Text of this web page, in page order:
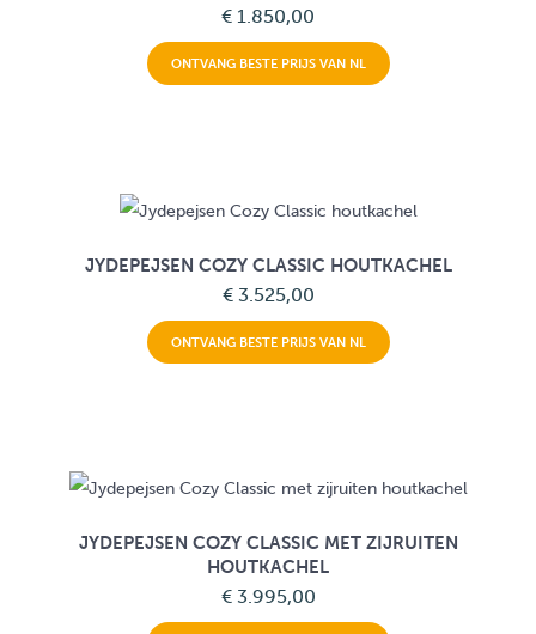
€ 1.850,00
ONTVANG BESTE PRIJS VAN NL
JYDEPEJSEN COZY CLASSIC HOUTKACHEL
€ 3.525,00
ONTVANG BESTE PRIJS VAN NL
JYDEPEJSEN COZY CLASSIC MET ZIJRUITEN
HOUTKACHEL
€ 3.995,00